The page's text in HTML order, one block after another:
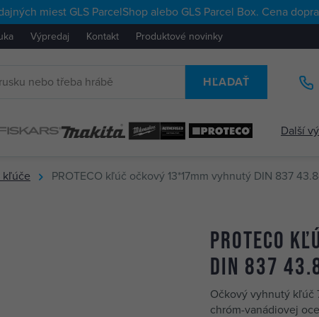
miest GLS ParcelShop alebo GLS Parcel Box. Cena
Výpredaj Kontakt Produktové novinky
HĽADAŤ
Další
kľúče PROTECO kľúč očkový 13*17mm vyhnutý DIN 837
PROTECO
DIN 837
Očkový vyhnutý kľúč
chróm-vanádiovej